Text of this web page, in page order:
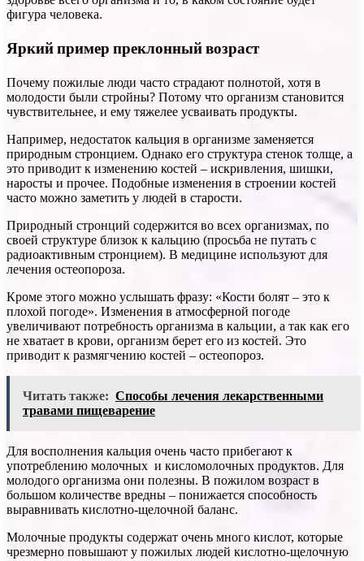
фигура человека.
Яркий пример преклонный возраст
Почему пожилые люди часто страдают полнотой, хотя в
молодости были стройны? Потому что организм становится
чувствительнее, и ему тяжелее усваивать продукты.
Например, недостаток кальция в организме заменяется
природным стронцием. Однако его структура стенок толще, а
это приводит к изменению костей – искривления, шишки,
наросты и прочее. Подобные изменения в строении костей
часто можно заметить у людей в старости.
Природный стронций содержится во всех организмах, по
своей структуре близок к кальцию (просьба не путать с
радиоактивным стронцием). В медицине используют для
лечения остеопороза.
Кроме этого можно услышать фразу: «Кости болят – это к
плохой погоде». Изменения в атмосферной погоде
увеличивают потребность организма в кальции, а так как его
не хватает в крови, организм берет его из костей. Это
приводит к размягчению костей – остеопороз.
Читать также: Способы лечения лекарственными
травами пищеварение
Для восполнения кальция очень часто прибегают к
употреблению молочных и кисломолочных продуктов. Для
молодого организма они полезны. В пожилом возраст в
большом количестве вредны – понижается способность
выравнивать кислотно-щелочной баланс.
Молочные продукты содержат очень много кислот, которые
чрезмерно повышают у пожилых людей кислотно-щелочную